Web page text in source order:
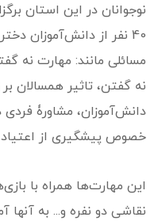
40 نفر از دانش‌آموزان
مسائلی مانند: مهارت نه
نه گفتن، تاثیر همسالان
دانش‌آموزان، مشاورۀ
خصوص پیشگیری از
این مهارت‌ها همراه با
نقاشی دو نفره و... به